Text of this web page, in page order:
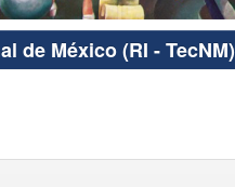
de México (RI - TecNM)